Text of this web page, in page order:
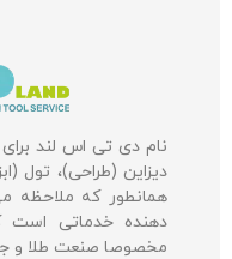
نام دی تی اس لند
دیزاین (طراحی)، تول
همانطور که ملاحظه
دهنده خدماتی است
مخصوصا صنعت طلا و